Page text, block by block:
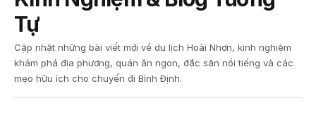
Tự
Cập nhật những bài viết mới về du lịch Hoài Nhơn, kinh nghiệm
khám phá địa phương, quán ăn ngon, đặc sản nổi tiếng và các
mẹo hữu ích cho chuyến đi Bình Định.